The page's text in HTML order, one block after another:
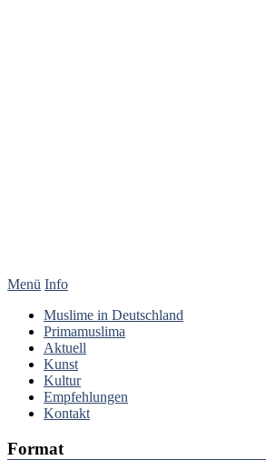
Menü Info
Muslime in Deutschland
Primamuslima
Aktuell
Kunst
Kultur
Empfehlungen
Kontakt
Format